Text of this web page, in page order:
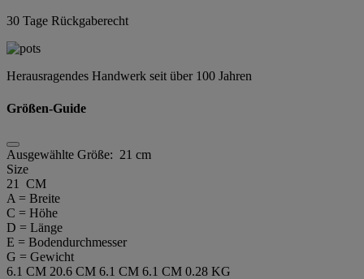
30 Tage Rückgaberecht
Herausragendes Handwerk seit über 100 Jahren
Größen-Guide
Ausgewählte Größe: 21 cm
Size
21 CM
A = Breite
C = Höhe
D = Länge
E = Bodendurchmesser
G = Gewicht
6.1 CM 20.6 CM 6.1 CM 6.1 CM 0.28 KG